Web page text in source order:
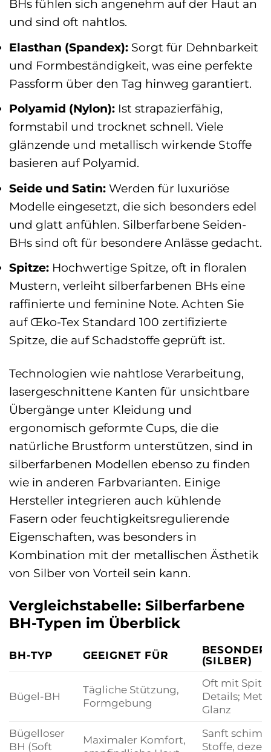
BHs fühlen sich angenehm auf der Haut an
und sind oft nahtlos.
Elasthan (Spandex): Sorgt für Dehnbarkeit
und Formbeständigkeit, was eine perfekte
Passform über den Tag hinweg garantiert.
Polyamid (Nylon): Ist strapazierfähig,
formstabil und trocknet schnell. Viele
glänzende und metallisch wirkende Stoffe
basieren auf Polyamid.
Seide und Satin: Werden für luxuriöse
Modelle eingesetzt, die sich besonders edel
und glatt anfühlen. Silberfarbene Seiden-
BHs sind oft für besondere Anlässe gedacht.
Spitze: Hochwertige Spitze, oft in floralen
Mustern, verleiht silberfarbenen BHs eine
raffinierte und feminine Note. Achten Sie
auf Œko-Tex Standard 100 zertifizierte
Spitze, die auf Schadstoffe geprüft ist.
Technologien wie nahtlose Verarbeitung,
lasergeschnittene Kanten für unsichtbare
Übergänge unter Kleidung und
ergonomisch geformte Cups, die die
natürliche Brustform unterstützen, sind in
silberfarbenen Modellen ebenso zu finden
wie in anderen Farbvarianten. Einige
Hersteller integrieren auch kühlende
Fasern oder feuchtigkeitsregulierende
Eigenschaften, was besonders in
Kombination mit der metallischen Ästhetik
von Silber von Vorteil sein kann.
Vergleichstabelle: Silberfarbene
BH-Typen im Überblick
BH-TYP GEEIGNET FÜR
(SILBER)
Bügel-BH
Tägliche Stützung,
Formgebung
Oft mit
Details;
Glanz
Bügelloser
BH (Soft
Maximaler Komfort,
Sanft
Stoffe,